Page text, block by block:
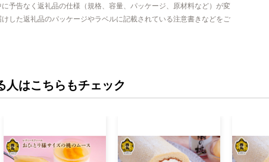
予告なく返礼品の仕様（規格、容量、パッケージ、原材料など）が変
した返礼品のパッケージやラベルに記載されている注意書きなどをご
人はこちらもチェック